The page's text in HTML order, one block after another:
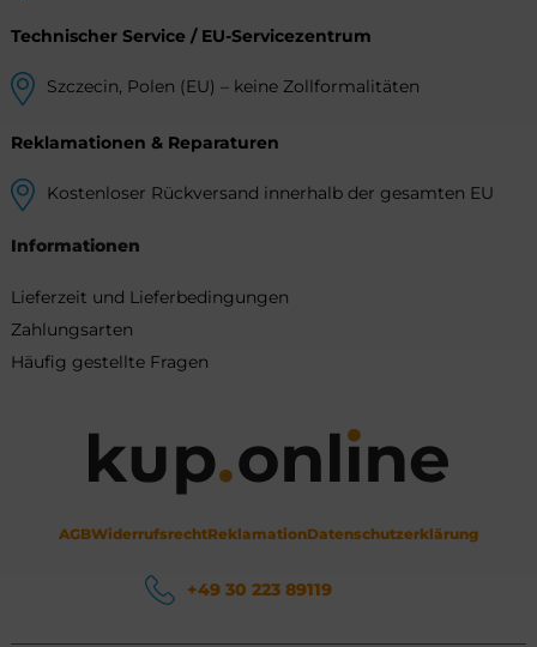
Technischer Service / EU-Servicezentrum
Szczecin, Polen (EU) – keine Zollformalitäten
Reklamationen & Reparaturen
Kostenloser Rückversand innerhalb der gesamten EU
Informationen
Lieferzeit und Lieferbedingungen
Zahlungsarten
Häufig gestellte Fragen
AGBWiderrufsrechtReklamationDatenschutzerklärung
+49 30 223 89119